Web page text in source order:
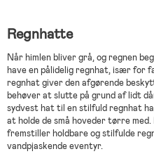
Regnhatte
Når himlen bliver grå, og regnen
have en pålidelig regnhat, især for
regnhat giver den afgørende
behøver at slutte på grund af lidt
sydvest hat til en stilfuld regnhat
at holde de små hoveder tørre
fremstiller holdbare og stilfulde
vandpjaskende eventyr.